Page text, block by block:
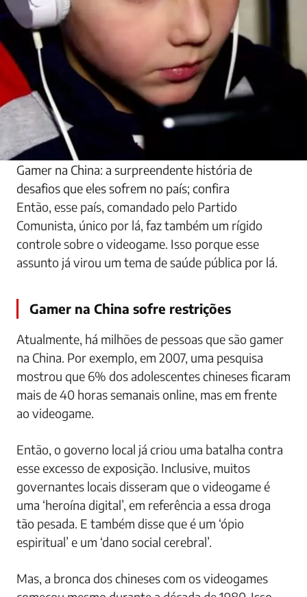
Gamer na China: a surpreendente história de
desafios que eles sofrem no país; confira
Então, esse país, comandado pelo Partido
Comunista, único por lá, faz também um rígido
controle sobre o videogame. Isso porque esse
assunto já virou um tema de saúde pública por lá.
Gamer na China sofre restrições
Atualmente, há milhões de pessoas que são gamer
na China. Por exemplo, em 2007, uma pesquisa
mostrou que 6% dos adolescentes chineses ficaram
mais de 40 horas semanais online, mas em frente
ao videogame.
Então, o governo local já criou uma batalha contra
esse excesso de exposição. Inclusive, muitos
governantes locais disseram que o videogame é
uma ‘heroína digital’, em referência a essa droga
tão pesada. E também disse que é um ‘ópio
espiritual’ e um ‘dano social cerebral’.
Mas, a bronca dos chineses com os videogames